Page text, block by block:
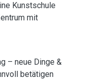
Kunstschule
mit
– neue Dinge &
betätigen